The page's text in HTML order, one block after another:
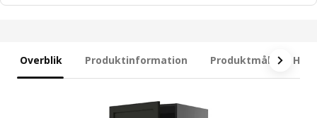
Overblik Produktinformation Produktmål